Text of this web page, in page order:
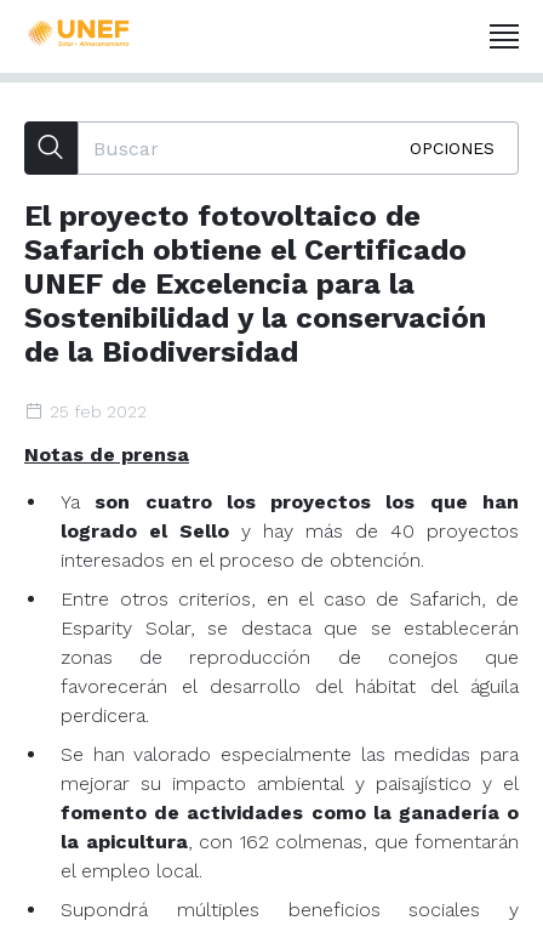
OPCIONES
El proyecto fotovoltaico de
Safarich obtiene el Certificado
UNEF de Excelencia para la
Sostenibilidad y la conservación
de la Biodiversidad
25 feb 2022
Notas de prensa
Ya son cuatro los proyectos los que han
logrado el Sello y hay más de 40 proyectos
interesados en el proceso de obtención.
Entre otros criterios, en el caso de Safarich, de
Esparity Solar, se destaca que se establecerán
zonas de reproducción de conejos que
favorecerán el desarrollo del hábitat del águila
perdicera.
Se han valorado especialmente las medidas para
mejorar su impacto ambiental y paisajístico y el
fomento de actividades como la ganadería o
la apicultura, con 162 colmenas, que fomentarán
el empleo local.
Supondrá múltiples beneficios sociales y